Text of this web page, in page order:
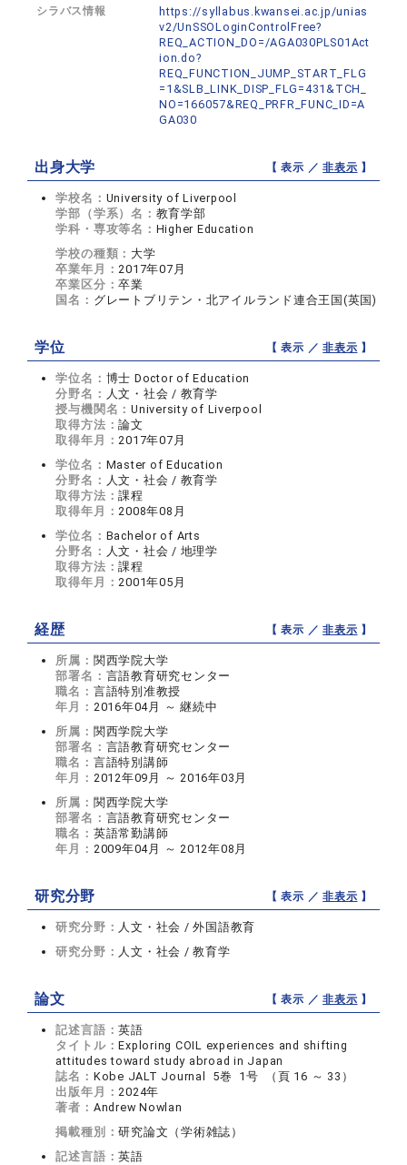
シラバス情報
https://syllabus.kwansei.ac.jp/unias
v2/UnSSOLoginControlFree?
REQ_ACTION_DO=/AGA030PLS01Act
ion.do?
REQ_FUNCTION_JUMP_START_FLG
=1&SLB_LINK_DISP_FLG=431&TCH_
NO=166057&REQ_PRFR_FUNC_ID=A
GA030
出身大学 【 表示 ／非表示 】
学校名： University of Liverpool
学部（学系）名： 教育学部
学科・専攻等名： Higher Education
学校の種類： 大学
卒業年月：2017年07月
卒業区分：卒業
国名： グレートブリテン・北アイルランド連合王国(英国)
学位 【 表示 ／非表示 】
学位名： 博士 Doctor of Education
分野名： 人文・社会 / 教育学
授与機関名：University of Liverpool
取得方法：論文
取得年月：2017年07月
学位名： Master of Education
分野名： 人文・社会 / 教育学
取得方法：課程
取得年月：2008年08月
学位名： Bachelor of Arts
分野名： 人文・社会 / 地理学
取得方法：課程
取得年月：2001年05月
経歴 【 表示 ／非表示 】
所属： 関西学院大学
部署名： 言語教育研究センター
職名： 言語特別准教授
年月： 2016年04月 ～ 継続中
所属： 関西学院大学
部署名： 言語教育研究センター
職名： 言語特別講師
年月： 2012年09月 ～ 2016年03月
所属： 関西学院大学
部署名： 言語教育研究センター
職名： 英語常勤講師
年月： 2009年04月 ～ 2012年08月
研究分野 【 表示 ／非表示 】
研究分野： 人文・社会 / 外国語教育
研究分野： 人文・社会 / 教育学
論文 【 表示 ／非表示 】
記述言語：英語
タイトル：Exploring COIL experiences and shifting
attitudes toward study abroad in Japan
誌名： Kobe JALT Journal 5巻 1号 （頁 16 ～ 33）
出版年月：2024年
著者： Andrew Nowlan
掲載種別：研究論文（学術雑誌）
記述言語：英語